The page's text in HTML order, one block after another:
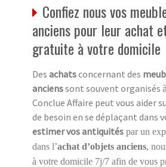
Confiez nous vos
anciens pour leur achat
gratuite à votre domicile
Des achatsconcernant des
ancienssont souvent organisés
Conclue Affaire peut vous aider
de besoin en se déplaçant dans
estimer vos antiquités par un
dans l’achat d’objets anciens,
à votre domicile 7j/7 afin de vous